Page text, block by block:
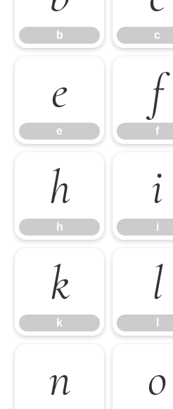
b c
e
e
f
f
h
h
i
i
k
k
l
n o